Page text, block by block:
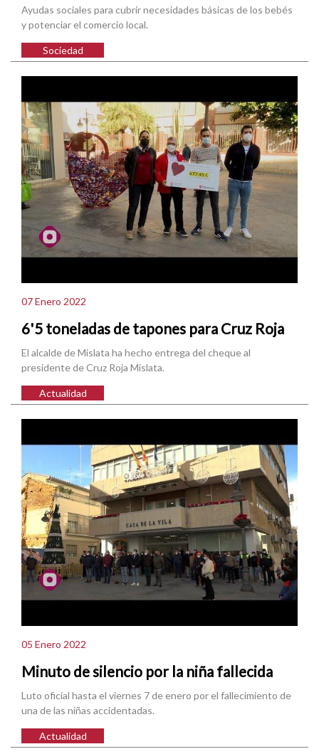
Ayudas sociales para cubrir necesidades básicas de los bebés
y potenciar el comercio local.
Sociedad
07 Enero 2022
6'5 toneladas de tapones para Cruz Roja
El alcalde de Mislata ha hecho entrega del cheque al
presidente de Cruz Roja Mislata.
Actualidad
05 Enero 2022
Minuto de silencio por la niña fallecida
Luto oficial hasta el viernes 7 de enero por el fallecimiento de
una de las niñas accidentadas.
Actualidad